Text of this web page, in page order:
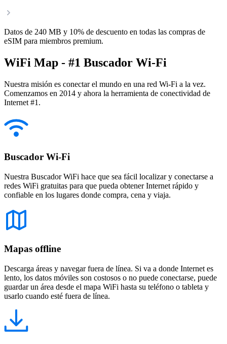
Datos de 240 MB y 10% de descuento en todas las compras de
eSIM para miembros premium.
WiFi Map - #1 Buscador Wi-Fi
Nuestra misión es conectar el mundo en una red Wi-Fi a la vez.
Comenzamos en 2014 y ahora la herramienta de conectividad de
Internet #1.
Buscador Wi-Fi
Nuestra Buscador WiFi hace que sea fácil localizar y conectarse a
redes WiFi gratuitas para que pueda obtener Internet rápido y
confiable en los lugares donde compra, cena y viaja.
Mapas offline
Descarga áreas y navegar fuera de línea. Si va a donde Internet es
lento, los datos móviles son costosos o no puede conectarse, puede
guardar un área desde el mapa WiFi hasta su teléfono o tableta y
usarlo cuando esté fuera de línea.